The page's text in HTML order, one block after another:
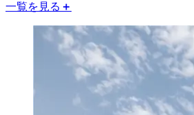
一覧を見る ＋